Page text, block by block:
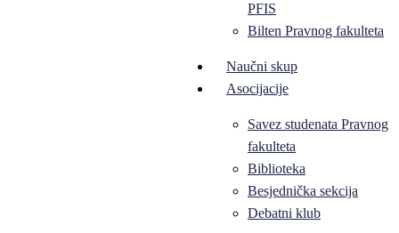
PFIS
Bilten Pravnog fakulteta
Naučni skup
Asocijacije
Savez studenata Pravnog
fakulteta
Biblioteka
Besjednička sekcija
Debatni klub